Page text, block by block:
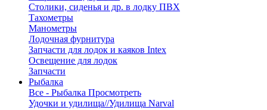
Столики, сиденья и др. в лодку ПВХ
Тахометры
Манометры
Лодочная фурнитура
Запчасти для лодок и каяков Intex
Освещение для лодок
Запчасти
Рыбалка
Все - Рыбалка Просмотреть
Удочки и удилища//Удилища Narval